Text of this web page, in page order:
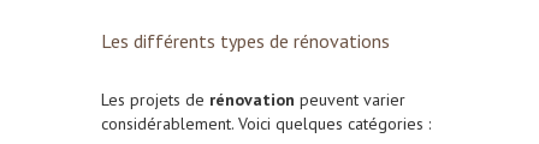
Les différents types de rénovations
Les projets de rénovation peuvent varier
considérablement. Voici quelques catégories :